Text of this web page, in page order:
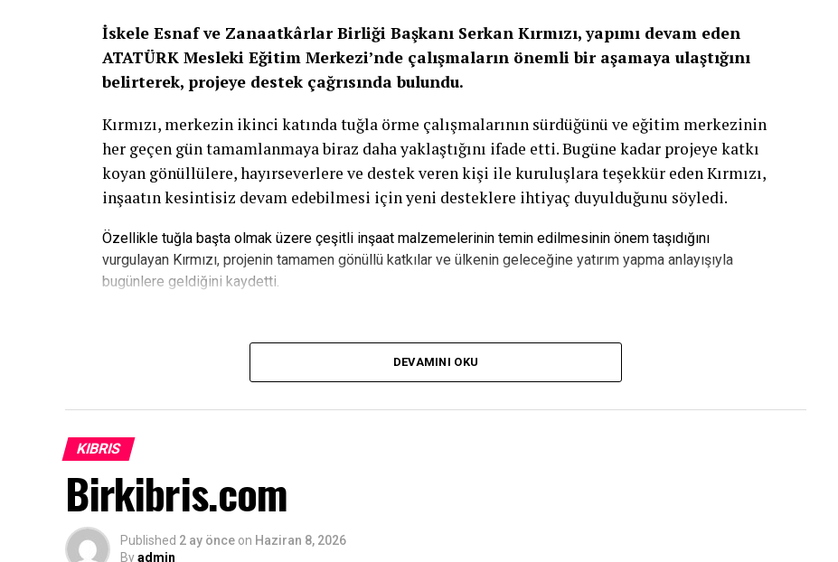
İskele Esnaf ve Zanaatkârlar Birliği Başkanı Serkan Kırmızı, yapımı devam eden
ATATÜRK Mesleki Eğitim Merkezi’nde çalışmaların önemli bir aşamaya ulaştığını
belirterek, projeye destek çağrısında bulundu.
Kırmızı, merkezin ikinci katında tuğla örme çalışmalarının sürdüğünü ve eğitim merkezinin
her geçen gün tamamlanmaya biraz daha yaklaştığını ifade etti. Bugüne kadar projeye katkı
koyan gönüllülere, hayırseverlere ve destek veren kişi ile kuruluşlara teşekkür eden Kırmızı,
inşaatın kesintisiz devam edebilmesi için yeni desteklere ihtiyaç duyulduğunu söyledi.
Özellikle tuğla başta olmak üzere çeşitli inşaat malzemelerinin temin edilmesinin önem taşıdığını
vurgulayan Kırmızı, projenin tamamen gönüllü katkılar ve ülkenin geleceğine yatırım yapma anlayışıyla
bugünlere geldiğini kaydetti.
“Bu Proje Gençlerin Geleceğine Yapılan Yatırımdır”
ayakları üzerinde durabileceği önemli bir eğitim yuvası olacağını söyledi.
Kırmızı açıklamasında, “Bu proje, ülkemizin ihtiyaç duyduğu kalifiye iş gücünü yetiştirecek
ve gençlerimize yeni fırsatlar sunacaktır. Bugüne kadar yüzlerce kişinin desteğiyle önemli
bir mesafe kat ettik. İkinci katın tuğla örme aşamasına geldik. Ancak eksilen tuğla ve diğer
DEVAMINI OKU
KIBRIS
Birkibris.com
Published 2 ay önce on Haziran 8, 2026
Byadmin